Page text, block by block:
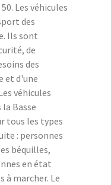
Les véhicules
des
Ils sont
de
des
et d'une
véhicules
Basse
tous les types
: personnes
béquilles,
en état
à marcher. Le